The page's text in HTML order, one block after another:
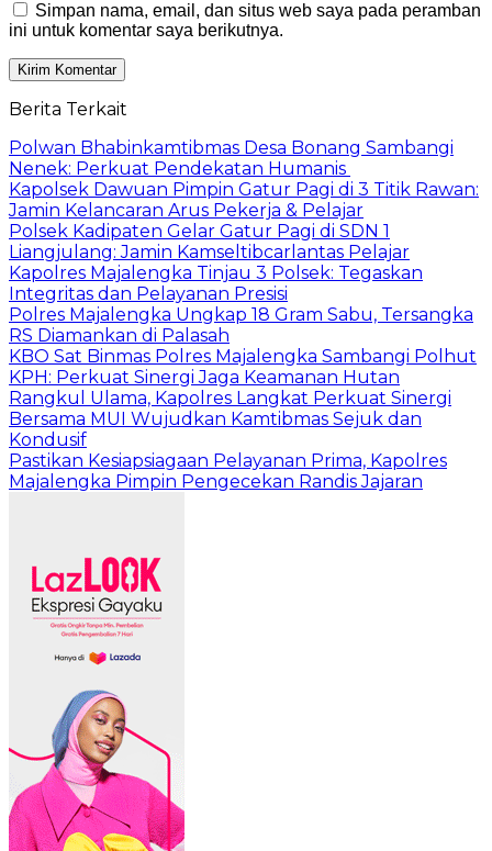
Simpan nama, email, dan situs web saya pada peramban
ini untuk komentar saya berikutnya.
Berita Terkait
Polwan Bhabinkamtibmas Desa Bonang Sambangi
Nenek: Perkuat Pendekatan Humanis
Kapolsek Dawuan Pimpin Gatur Pagi di 3 Titik Rawan:
Jamin Kelancaran Arus Pekerja & Pelajar
Polsek Kadipaten Gelar Gatur Pagi di SDN 1
Liangjulang: Jamin Kamseltibcarlantas Pelajar
Kapolres Majalengka Tinjau 3 Polsek: Tegaskan
Integritas dan Pelayanan Presisi
Polres Majalengka Ungkap 18 Gram Sabu, Tersangka
RS Diamankan di Palasah
KBO Sat Binmas Polres Majalengka Sambangi Polhut
KPH: Perkuat Sinergi Jaga Keamanan Hutan
Rangkul Ulama, Kapolres Langkat Perkuat Sinergi
Bersama MUI Wujudkan Kamtibmas Sejuk dan
Kondusif
Pastikan Kesiapsiagaan Pelayanan Prima, Kapolres
Majalengka Pimpin Pengecekan Randis Jajaran